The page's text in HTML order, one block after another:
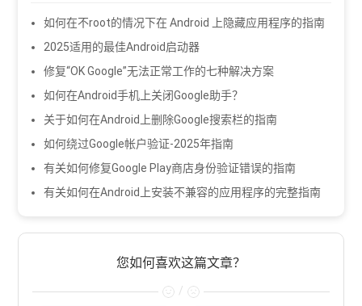
如何在不root的情况下在 Android 上隐藏应用程序的指南
2025适用的最佳Android启动器
修复“OK Google”无法正常工作的七种解决方案
如何在Android手机上关闭Google助手？
关于如何在Android上删除Google搜索栏的指南
如何绕过Google帐户验证-2025年指南
有关如何修复Google Play商店身份验证错误的指南
有关如何在Android上安装不兼容的应用程序的完整指南
您如何喜欢这篇文章？
/